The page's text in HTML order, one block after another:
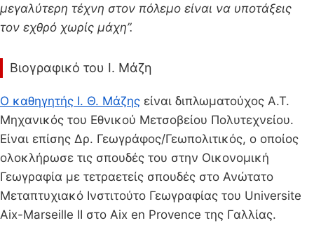
μεγαλύτερη τέχνη στον πόλεμο είναι να υποτάξεις
τον εχθρό χωρίς μάχη”.
Βιογραφικό του Ι. Μάζη
Ο καθηγητής Ι. Θ. Μάζης είναι διπλωματούχος Α.Τ.
Μηχανικός του Εθνικού Μετσοβείου Πολυτεχνείου.
Είναι επίσης Δρ. Γεωγράφος/Γεωπολιτικός, ο οποίος
ολοκλήρωσε τις σπουδές του στην Οικονομική
Γεωγραφία με τετραετείς σπουδές στο Ανώτατο
Μεταπτυχιακό Ινστιτούτο Γεωγραφίας του Universite
Aix-Marseille II στο Aix en Provence της Γαλλίας.